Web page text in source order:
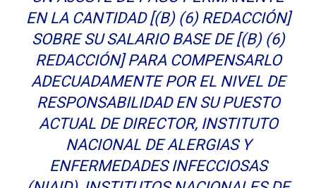
EN LA CANTIDAD [(B) (6) REDACCIÓN]
SOBRE SU SALARIO BASE DE [(B) (6)
REDACCIÓN] PARA COMPENSARLO
ADECUADAMENTE POR EL NIVEL DE
RESPONSABILIDAD EN SU PUESTO
ACTUAL DE DIRECTOR, INSTITUTO
NACIONAL DE ALERGIAS Y
ENFERMEDADES INFECCIOSAS